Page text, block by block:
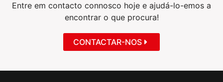
Entre em contacto connosco hoje e ajudá-lo-emos a
encontrar o que procura!
CONTACTAR-NOS